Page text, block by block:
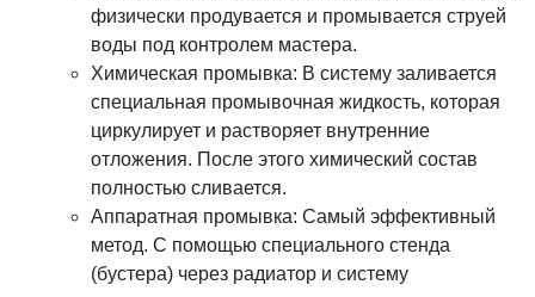
физически продувается и промывается струей
воды под контролем мастера.
Химическая промывка: В систему заливается
специальная промывочная жидкость, которая
циркулирует и растворяет внутренние
отложения. После этого химический состав
полностью сливается.
Аппаратная промывка: Самый эффективный
метод. С помощью специального стенда
(бустера) через радиатор и систему